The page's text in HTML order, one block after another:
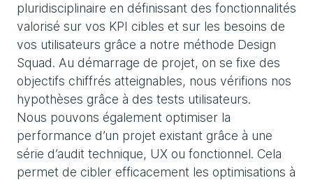
pluridisciplinaire en définissant des fonctionnalités
valorisé sur vos KPI cibles et sur les besoins de
vos utilisateurs grâce a notre méthode Design
Squad. Au démarrage de projet, on se fixe des
objectifs chiffrés atteignables, nous vérifions nos
hypothèses grâce à des tests utilisateurs.
Nous pouvons également optimiser la
performance d’un projet existant grâce à une
série d’audit technique, UX ou fonctionnel. Cela
permet de cibler efficacement les optimisations à